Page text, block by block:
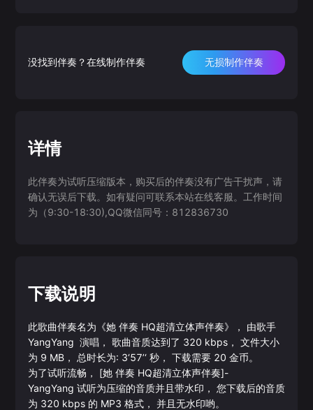
没找到伴奏？在线制作伴奏 无损制作伴奏
详情
此伴奏为试听压缩版本，购买后的伴奏没有广告干扰声，请
确认无误后下载。如有疑问可联系本站在线客服。工作时间
为（9:30-18:30),QQ微信同号：812836730
下载说明
此歌曲伴奏名为《她 伴奏 HQ超清立体声伴奏》， 由歌手
YangYang 演唱， 歌曲音质达到了 320 kbps， 文件大小
为 9 MB， 总时长为: 3‘57’‘秒， 下载需要 20 金币。
为了试听流畅， [她 伴奏 HQ超清立体声伴奏]-
YangYang 试听为压缩的音质并且带水印， 您下载后的音质
为 320 kbps 的 MP3 格式， 并且无水印哟。